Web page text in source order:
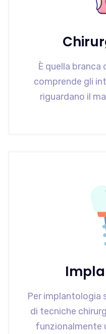
È quella branca
comprende gli
riguardano il
Per implantologia
di tecniche
funzionalmente